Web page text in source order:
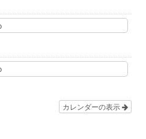
カレンダーの表示